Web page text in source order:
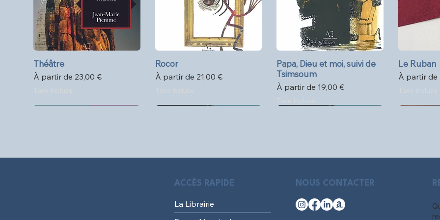
Aperçu rapide
Théâtre
À partir de 23,00 €
Prix promotionnel
Rocor
À partir de 21,00 €
Prix promotionnel
Aperçu rapide
Papa, Dieu et moi, suivi de
Tsimsoum
À partir de 19,00 €
Prix promotionnel
Le Ruban
À partir de
Prix
ACCÈS RAPIDE
La Librairie
NOUS CONTACTER